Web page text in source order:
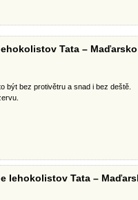
Tata – Maďarsko
být bez protivětru a snad i bez deště.
lehokolistov Tata –